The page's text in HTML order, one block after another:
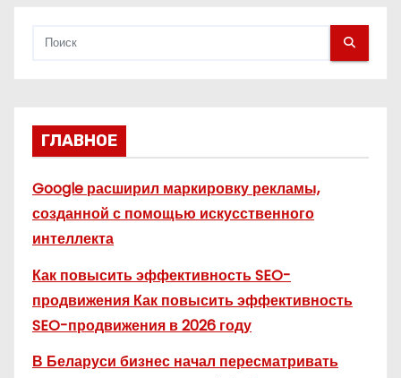
ГЛАВНОЕ
Google расширил маркировку рекламы,
созданной с помощью искусственного
интеллекта
Как повысить эффективность SEO-
продвижения Как повысить эффективность
SEO-продвижения в 2026 году
В Беларуси бизнес начал пересматривать